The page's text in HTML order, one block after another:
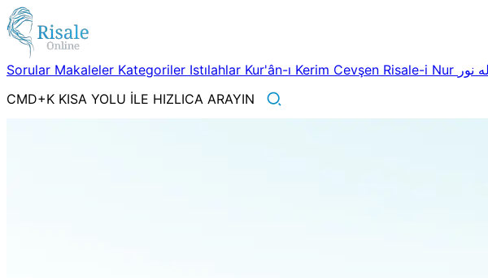
Sorular Makaleler Kategoriler Istılahlar Kur'ân-ı Kerim Cevşen Risale-i Nur
CMD+K KISA YOLU İLE HIZLICA ARAYIN